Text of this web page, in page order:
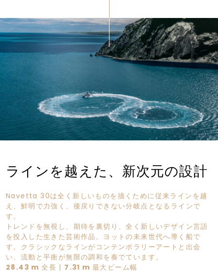
ラインを越えた、新次元の設計
Navetta 30は全く新しいものを描くために従来ラインを越
え、鮮明で力強く、後戻りできない分岐点となるラインで
す。
トレンドを無視し、期待を裏切り、全く新しいデザイン言語
を投入した生きた芸術作品。ヨットの未来世代へ導く船で
す。クラシックなラインがコンテンポラリーアートと出会
い、流動と平衡が無限の調和を奏でています。
28.43 m全長 | 7.31 m最大ビーム幅